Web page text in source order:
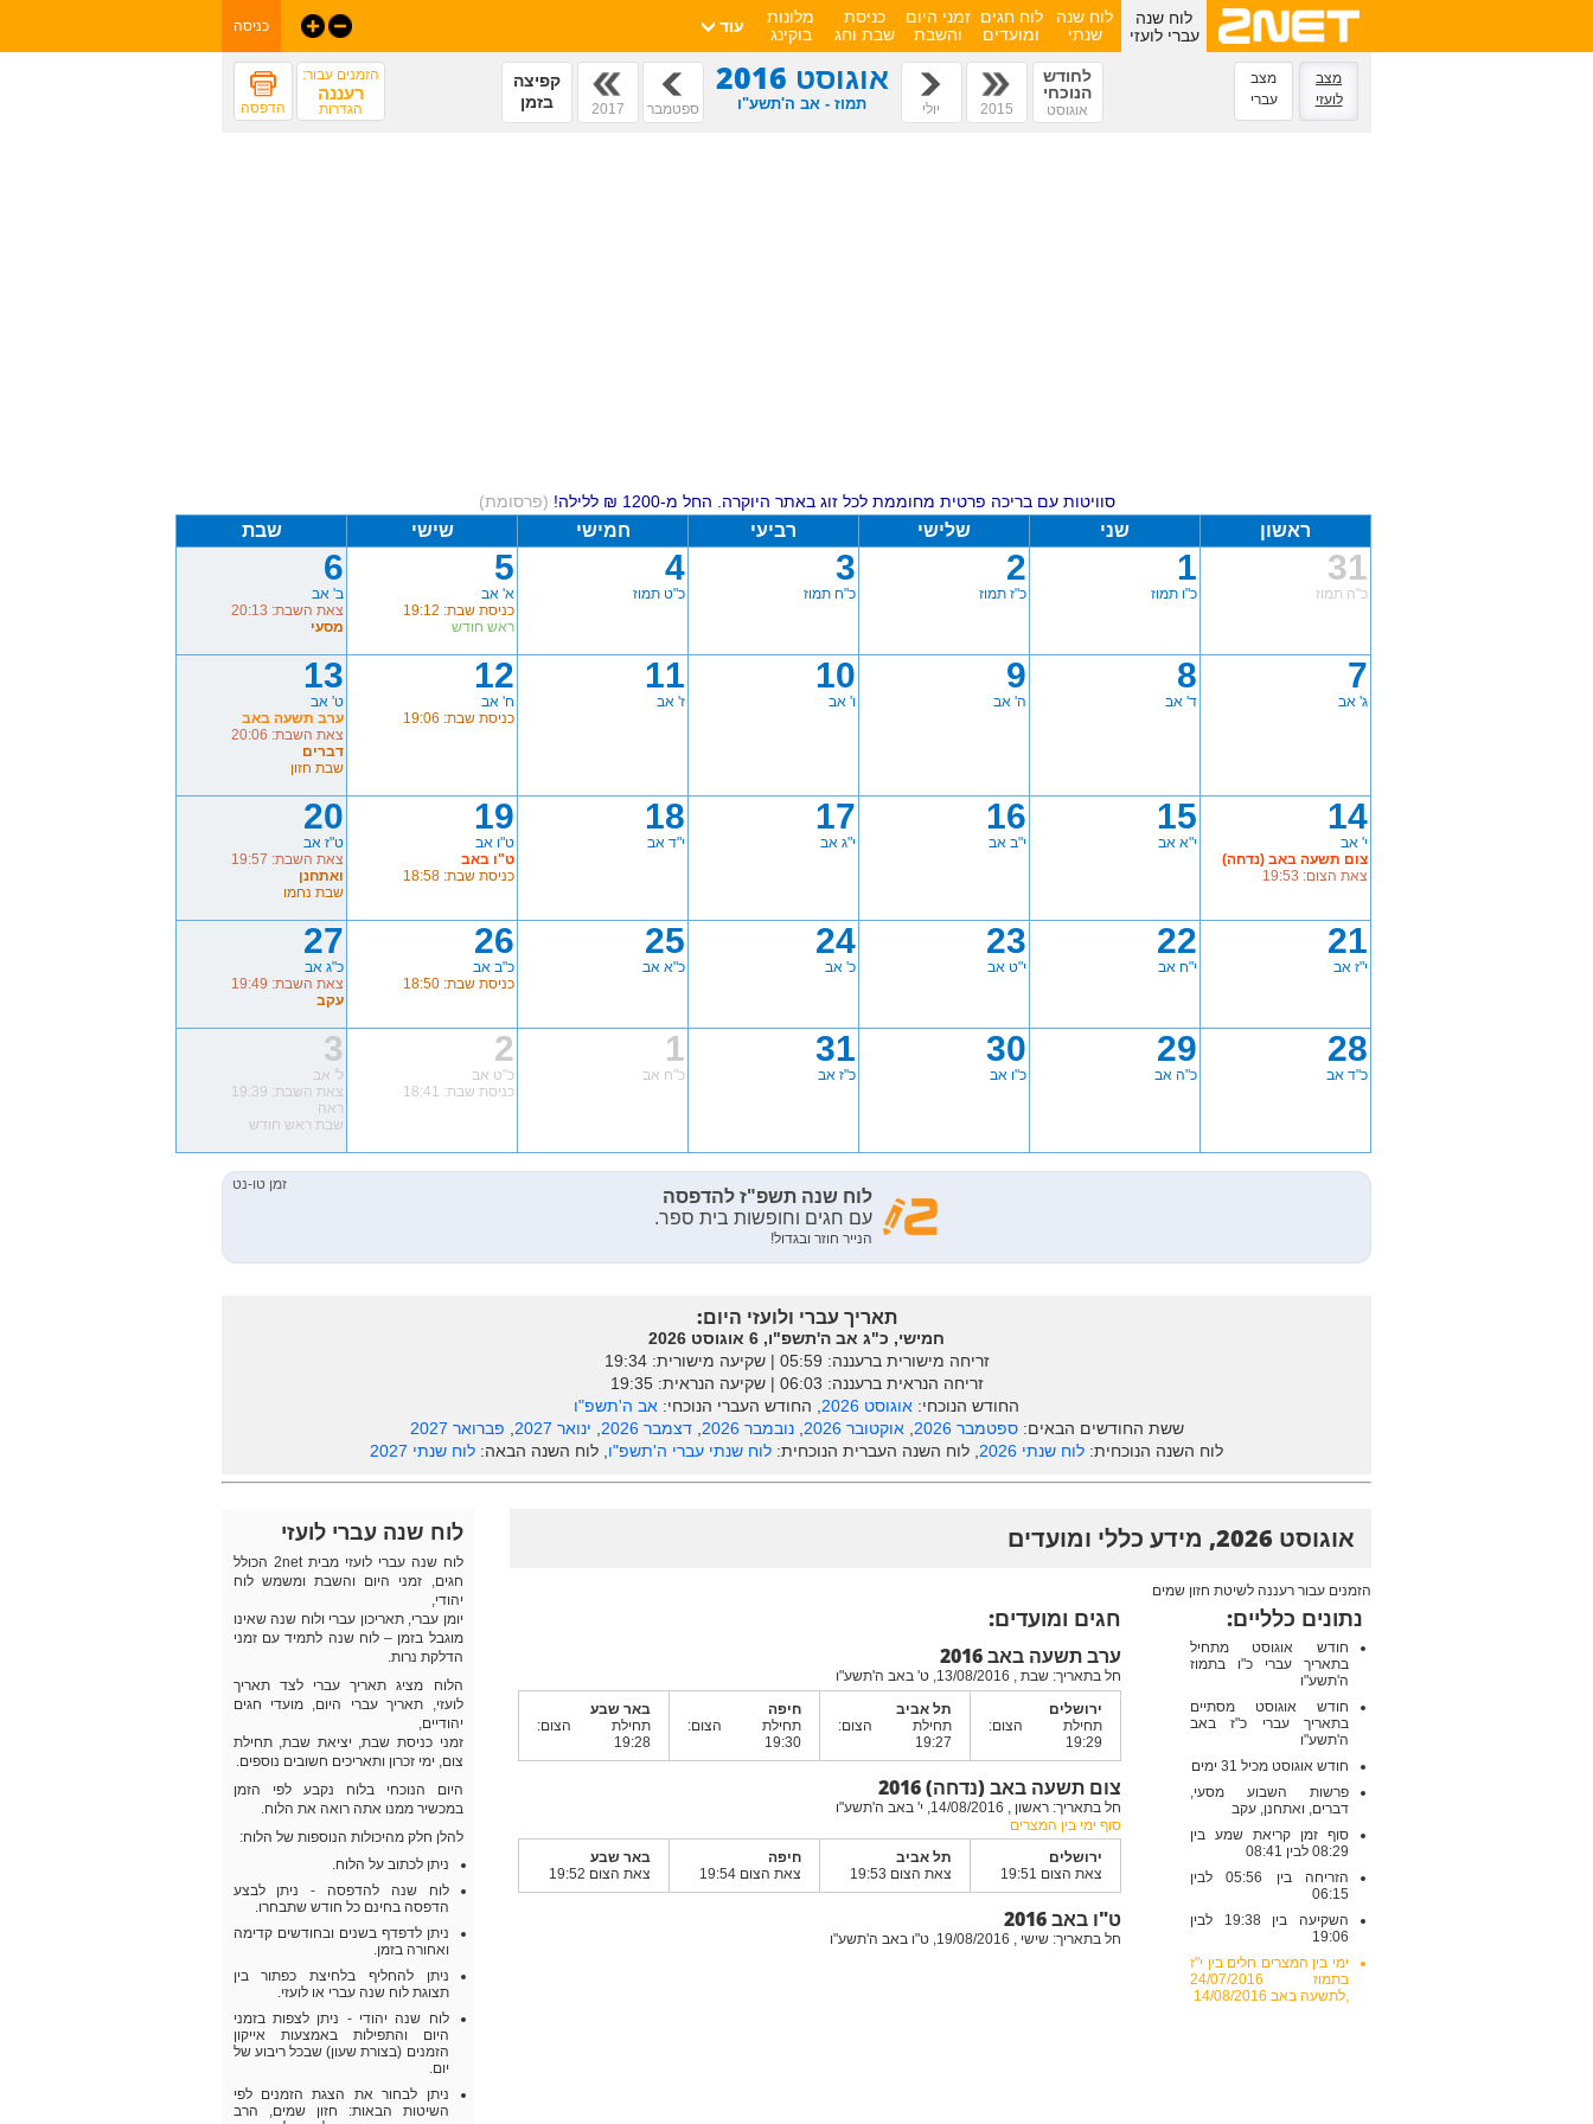
לוח שנה
עברי לועזי
לוח שנה
שנתי
לוח חגים
ומועדים
זמני היום
והשבת
כניסת
שבת וחג
מלונות
בוקינג
עוד כניסה
מצב
לועזי
מצב
עברי
הזמנים עבור:
רעננה
הגדרות הדפסה
לחודש
הנוכחי
אוגוסט 2015 יולי
אוגוסט 2016
תמוז - אב ה'תשע"ו ספטמבר 2017
קפיצה
בזמן
סוויטות עם בריכה פרטית מחוממת לכל זוג באתר היוקרה. החל מ-1200 ₪ ללילה! (פרסומת)
ראשון שני שלישי רביעי חמישי שישי שבת
31
כ"ה תמוז
1
כ"ו תמוז
2
כ"ז תמוז
3
כ"ח תמוז
4
כ"ט תמוז
5
א' אב
כניסת שבת: 19:12
ראש חודש
6
ב' אב
צאת השבת: 20:13
מסעי
7
ג' אב
8
ד' אב
9
ה' אב
10
ו' אב
11
ז' אב
12
ח' אב
כניסת שבת: 19:06
13
ט' אב
ערב תשעה באב
צאת השבת: 20:06
דברים
שבת חזון
14
י' אב
צום תשעה באב (נדחה)
צאת הצום: 19:53
15
י"א אב
16
י"ב אב
17
י"ג אב
18
י"ד אב
19
ט"ו אב
ט"ו באב
כניסת שבת: 18:58
20
ט"ז אב
צאת השבת: 19:57
ואתחנן
שבת נחמו
21
י"ז אב
22
י"ח אב
23
י"ט אב
24
כ' אב
25
כ"א אב
26
כ"ב אב
כניסת שבת: 18:50
27
כ"ג אב
צאת השבת: 19:49
עקב
28
כ"ד אב
29
כ"ה אב
30
כ"ו אב
31
כ"ז אב
1
כ"ח אב
2
כ"ט אב
כניסת שבת: 18:41
3
ל' אב
צאת השבת: 19:39
ראה
שבת ראש חודש
תאריך עברי ולועזי היום:
חמישי, כ"ג אב ה'תשפ"ו, 6 אוגוסט 2026
זריחה מישורית ברעננה: ‎05:59 | שקיעה מישורית: 19:34
זריחה הנראית ברעננה: ‎06:03 | שקיעה הנראית: 19:35
החודש הנוכחי: אוגוסט 2026 , החודש העברי הנוכחי: אב ה'תשפ"ו
ששת החודשים הבאים:ספטמבר 2026 ,אוקטובר 2026 ,נובמבר 2026 ,דצמבר 2026 ינואר 2027
פברואר 2027
לוח השנה הנוכחית: לוח שנתי 2026 , לוח השנה העברית הנוכחית: לוח שנתי עברי ה'תשפ"ו , לוח השנה הבאה: לוח שנתי 2027
אוגוסט 2026, מידע כללי ומועדים
הזמנים עבור רעננה לשיטת חזון שמים
נתונים כלליים:
חודש אוגוסט מתחיל
בתאריך עברי כ"ו בתמוז
ה'תשע"ו
חודש אוגוסט מסתיים
בתאריך עברי כ"ז באב
ה'תשע"ו
חודש אוגוסט מכיל 31 ימים
פרשות השבוע מסעי,
דברים, ואתחנן, עקב
סוף זמן קריאת שמע בין
08:29 לבין 08:41
הזריחה בין 05:56 לבין
06:15
השקיעה בין 19:38 לבין
19:06
ימי בין המצרים חלים בין י"ז
בתמוז 24/07/2016
,לתשעה באב 14/08/2016
חגים ומועדים:
ערב תשעה באב 2016
חל בתאריך: שבת , 13/08/2016, ט' באב ה'תשע"ו
ירושלים
תחילת הצום:
19:29
תל אביב
תחילת הצום:
19:27
חיפה
תחילת הצום:
19:30
באר שבע
תחילת הצום:
19:28
צום תשעה באב (נדחה) 2016
חל בתאריך: ראשון , 14/08/2016, י' באב ה'תשע"ו
סוף ימי בין המצרים
ירושלים
צאת הצום 19:51
תל אביב
צאת הצום 19:53
חיפה
צאת הצום 19:54
באר שבע
צאת הצום 19:52
ט"ו באב 2016
חל בתאריך: שישי , 19/08/2016, ט"ו באב ה'תשע"ו
לוח שנה עברי לועזי
לוח שנה עברי לועזי מבית 2net הכולל
חגים, זמני היום והשבת ומשמש לוח
יהודי,
יומן עברי, תאריכון עברי ולוח שנה שאינו
מוגבל בזמן – לוח שנה לתמיד עם זמני
הדלקת נרות.
הלוח מציג תאריך עברי לצד תאריך
לועזי, תאריך עברי היום, מועדי חגים
יהודיים,
זמני כניסת שבת, יציאת שבת, תחילת
צום, ימי זכרון ותאריכים חשובים נוספים.
היום הנוכחי בלוח נקבע לפי הזמן
במכשיר ממנו אתה רואה את הלוח.
להלן חלק מהיכולות הנוספות של הלוח:
ניתן לכתוב על הלוח.
לוח שנה להדפסה - ניתן לבצע
הדפסה בחינם כל חודש שתבחרו.
ניתן לדפדף בשנים ובחודשים קדימה
ואחורה בזמן.
ניתן להחליף בלחיצת כפתור בין
תצוגת לוח שנה עברי או לועזי.
לוח שנה יהודי - ניתן לצפות בזמני
היום והתפילות באמצעות אייקון
הזמנים (בצורת שעון) שבכל ריבוע של
יום.
ניתן לבחור את הצגת הזמנים לפי
השיטות הבאות: חזון שמים, הרב